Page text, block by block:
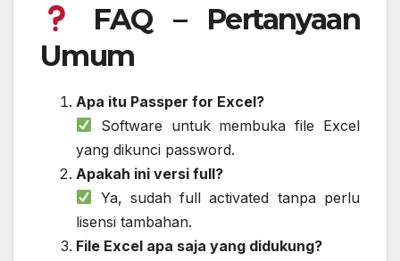
FAQ – Pertanyaan
Umum
Apa itu Passper for Excel?
Software untuk membuka file Excel
yang dikunci password.
Apakah ini versi full?
Ya, sudah full activated tanpa perlu
lisensi tambahan.
File Excel apa saja yang didukung?